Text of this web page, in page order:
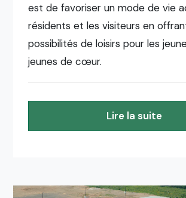
est de favoriser un mode de vie
résidents et les visiteurs en
possibilités de loisirs pour les
jeunes de cœur.
Lire la suite